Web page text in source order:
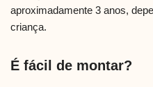
aproximadamente 3 anos,
criança.
É fácil de montar?